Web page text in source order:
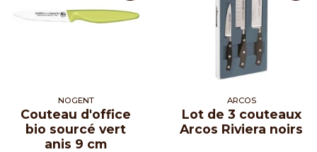
NOGENT
Couteau d'office
bio sourcé vert
anis 9 cm
ARCOS
Lot de 3 couteaux
Arcos Riviera noirs